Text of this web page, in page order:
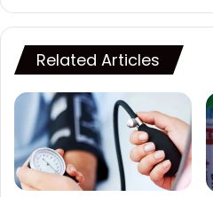
Related Articles